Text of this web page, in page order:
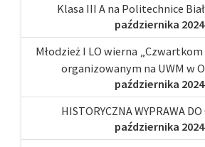
Klasa III A na Politechnice
października 2024
Młodzież I LO wierna
organizowanym na UWM w
października 2024
HISTORYCZNA WYPRAWA
października 2024